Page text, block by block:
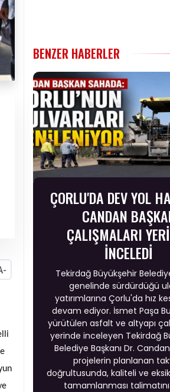
BENZER HABERLER
ÇORLU'DA DEV YOL
CANDAN
ÇALIŞMALARI
İNCELEDİ
Tekirdağ Büyükşehir
genelinde sürdürdüğü
yatırımlarına Çorlu'da hız
devam ediyor. İsmet Paşa
yürütülen asfalt ve altyapı
yerinde inceleyen Tekirdağ
Belediye Başkanı Dr.
projelerin planlanan
doğrultusunda, kaliteli ve
tamamlanması